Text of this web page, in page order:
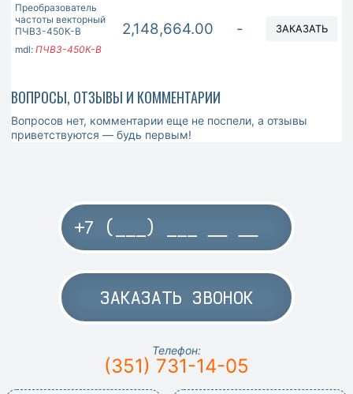
Преобразователь
частоты векторный
ПЧВ3-450К-В
mdl: ПЧВ3-450К-В
2,148,664.00 - ЗАКАЗАТЬ
ВОПРОСЫ, ОТЗЫВЫ И КОММЕНТАРИИ
Вопросов нет, комментарии еще не поспели, а отзывы
приветствуются — будь первым!
ЗАКАЗАТЬ ЗВОНОК
Телефон:
(351) 731-14-05